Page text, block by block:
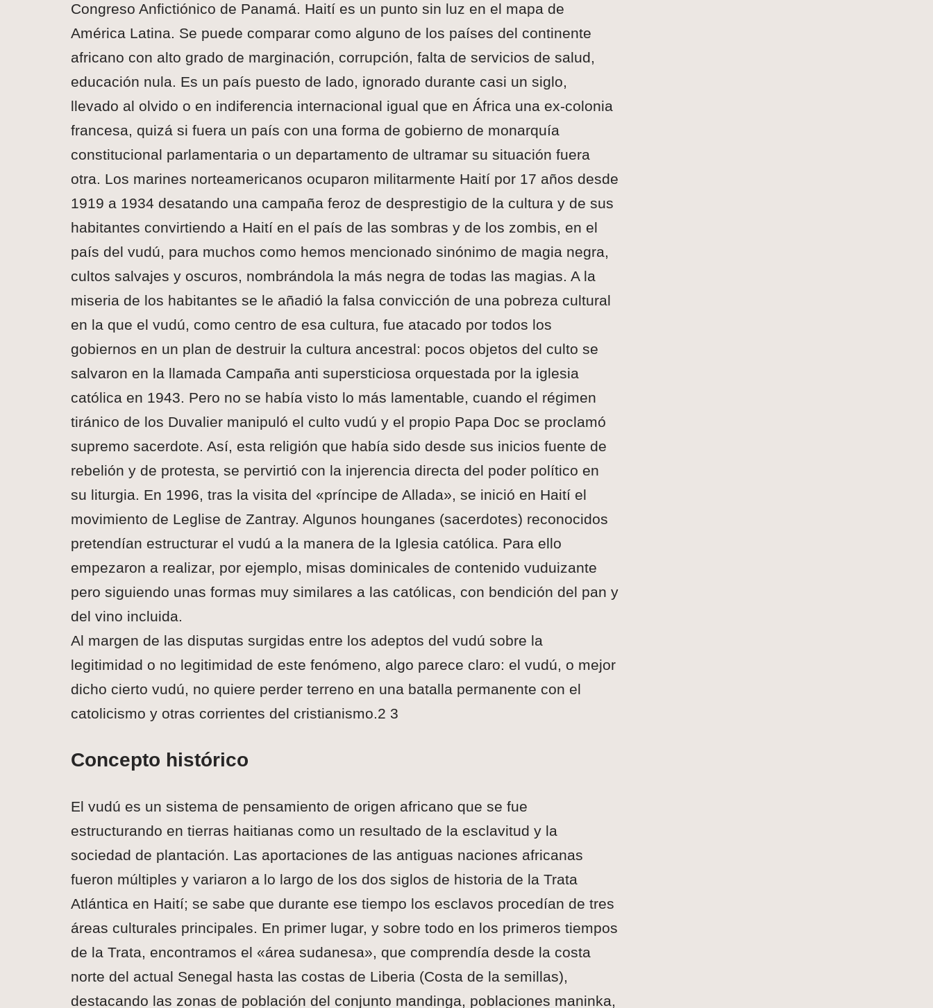
Congreso Anfictiónico de Panamá. Haití es un punto sin luz en el mapa de
América Latina. Se puede comparar como alguno de los países del continente
africano con alto grado de marginación, corrupción, falta de servicios de salud,
educación nula. Es un país puesto de lado, ignorado durante casi un siglo,
llevado al olvido o en indiferencia internacional igual que en África una ex-colonia
francesa, quizá si fuera un país con una forma de gobierno de monarquía
constitucional parlamentaria o un departamento de ultramar su situación fuera
otra. Los marines norteamericanos ocuparon militarmente Haití por 17 años desde
1919 a 1934 desatando una campaña feroz de desprestigio de la cultura y de sus
habitantes convirtiendo a Haití en el país de las sombras y de los zombis, en el
país del vudú, para muchos como hemos mencionado sinónimo de magia negra,
cultos salvajes y oscuros, nombrándola la más negra de todas las magias. A la
miseria de los habitantes se le añadió la falsa convicción de una pobreza cultural
en la que el vudú, como centro de esa cultura, fue atacado por todos los
gobiernos en un plan de destruir la cultura ancestral: pocos objetos del culto se
salvaron en la llamada Campaña anti supersticiosa orquestada por la iglesia
católica en 1943. Pero no se había visto lo más lamentable, cuando el régimen
tiránico de los Duvalier manipuló el culto vudú y el propio Papa Doc se proclamó
supremo sacerdote. Así, esta religión que había sido desde sus inicios fuente de
rebelión y de protesta, se pervirtió con la injerencia directa del poder político en
su liturgia. En 1996, tras la visita del «príncipe de Allada», se inició en Haití el
movimiento de Leglise de Zantray. Algunos hounganes (sacerdotes) reconocidos
pretendían estructurar el vudú a la manera de la Iglesia católica. Para ello
empezaron a realizar, por ejemplo, misas dominicales de contenido vuduizante
pero siguiendo unas formas muy similares a las católicas, con bendición del pan y
del vino incluida.
Al margen de las disputas surgidas entre los adeptos del vudú sobre la
legitimidad o no legitimidad de este fenómeno, algo parece claro: el vudú, o mejor
dicho cierto vudú, no quiere perder terreno en una batalla permanente con el
catolicismo y otras corrientes del cristianismo.2 3
Concepto histórico
El vudú es un sistema de pensamiento de origen africano que se fue
estructurando en tierras haitianas como un resultado de la esclavitud y la
sociedad de plantación. Las aportaciones de las antiguas naciones africanas
fueron múltiples y variaron a lo largo de los dos siglos de historia de la Trata
Atlántica en Haití; se sabe que durante ese tiempo los esclavos procedían de tres
áreas culturales principales. En primer lugar, y sobre todo en los primeros tiempos
de la Trata, encontramos el «área sudanesa», que comprendía desde la costa
norte del actual Senegal hasta las costas de Liberia (Costa de la semillas),
destacando las zonas de población del conjunto mandinga, poblaciones maninka,